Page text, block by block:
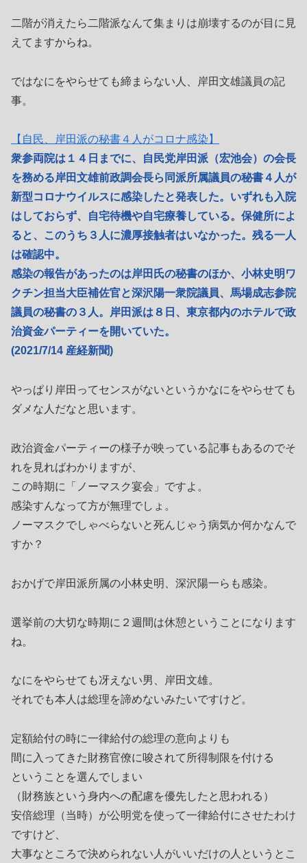
二階が消えたら二階派なんて集まりは崩壊するのが目に見
えてますからね。
ではなにをやらせても締まらない人、岸田文雄議員の記
事。
【自民、岸田派の秘書４人がコロナ感染】
衆参両院は１４日までに、自民党岸田派（宏池会）の会長
を務める岸田文雄前政調会長ら同派所属議員の秘書４人が
新型コロナウイルスに感染したと発表した。いずれも入院
はしておらず、自宅待機や自宅療養している。保健所によ
ると、このうち３人に濃厚接触者はいなかった。残る一人
は確認中。
感染の報告があったのは岸田氏の秘書のほか、小林史明ワ
クチン担当大臣補佐官と深沢陽一衆院議員、馬場成志参院
議員の秘書の３人。岸田派は８日、東京都内のホテルで政
治資金パーティーを開いていた。
(2021/7/14 産経新聞)
やっぱり岸田ってセンスがないというかなにをやらせても
ダメな人だなと思います。
政治資金パーティーの様子が映っている記事もあるのでそ
れを見ればわかりますが、
この時期に「ノーマスク宴会」ですよ。
感染すんなって方が無理でしょ。
ノーマスクでしゃべらないと死んじゃう病気か何かなんで
すか？
おかげで岸田派所属の小林史明、深沢陽一らも感染。
選挙前の大切な時期に２週間は休憩ということになります
ね。
なにをやらせても冴えない男、岸田文雄。
それでも本人は総理を諦めないみたいですけど。
定額給付の時に一律給付の総理の意向よりも
間に入ってきた財務官僚に唆されて所得制限を付ける
ということを選んでしまい
（財務族という身内への配慮を優先したと思われる）
安倍総理（当時）が公明党を使って一律給付にさせたわけ
ですけど、
大事なところで決められない人がいいだけの人というとこ